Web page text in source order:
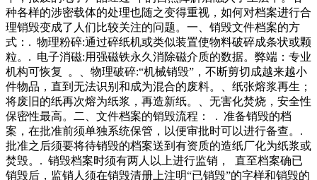
过“以旧换新”等形式回收、再生资源回收利用企业拓展服务范
围回收、互联网企业采取“互联网+回收”。数据显示，去年家
试点企业共回收各类废弃电器电子产品万台，超过计划回收量
目标约。第一季度】【内容审核林春森】版权声明国际旅游岛
商报全媒体文字、图片、视频、音频等版权作品，欢迎转发，
但非经本报书面授权同意，严禁包括但不限于转载或改编、引
用等，违者必追究法律责任。实拍黑龙江一
种各样的涉密载体的处理也随之变得重视，如何对档案进行合
理销毁变成了人们比较关注的问题。一、销毁文件档案的方
式：. 物理粉碎:通过碎纸机或类似装置使物料破碎成条状或颗
粒。. 电子消磁:用强磁铁永久消除磁介质的数据。弊端：专业
机构可恢复 。、物理破碎:“机械销毁”，不断剪切成越来越小
件物品，直到无法识别和成为混合的废料。、纸张熔浆再生；
将废旧的纸再次熔为纸浆，再造新纸。、无害化焚烧，安全性
保密性最高。二、文件档案的销毁流程： . 准备销毁的档
案，在批准前须单独系统保管，以便审批时可以进行备查。.
批准之后须要将待销毁的档案送到有资质的造纸厂化为纸浆或
焚毁。. 销毁档案时须有两人以上进行监销， 直至档案确已
销毁后，监销人须在销毁清册上注明“已销毁”的字样和销毁的